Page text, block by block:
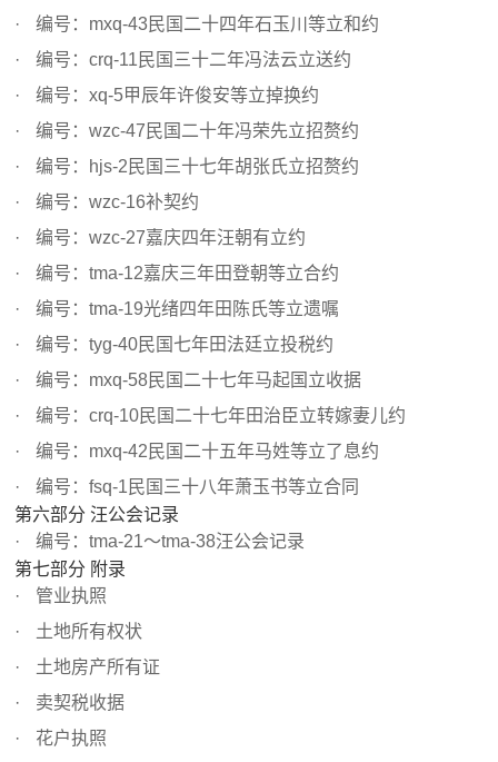
编号：mxq-43民国二十四年石玉川等立和约
编号：crq-11民国三十二年冯法云立送约
编号：xq-5甲辰年许俊安等立掉换约
编号：wzc-47民国二十年冯荣先立招赘约
编号：hjs-2民国三十七年胡张氏立招赘约
编号：wzc-16补契约
编号：wzc-27嘉庆四年汪朝有立约
编号：tma-12嘉庆三年田登朝等立合约
编号：tma-19光绪四年田陈氏等立遗嘱
编号：tyg-40民国七年田法廷立投税约
编号：mxq-58民国二十七年马起国立收据
编号：crq-10民国二十七年田治臣立转嫁妻儿约
编号：mxq-42民国二十五年马姓等立了息约
编号：fsq-1民国三十八年萧玉书等立合同
第六部分 汪公会记录
编号：tma-21～tma-38汪公会记录
第七部分 附录
管业执照
土地所有权状
土地房产所有证
卖契税收据
花户执照